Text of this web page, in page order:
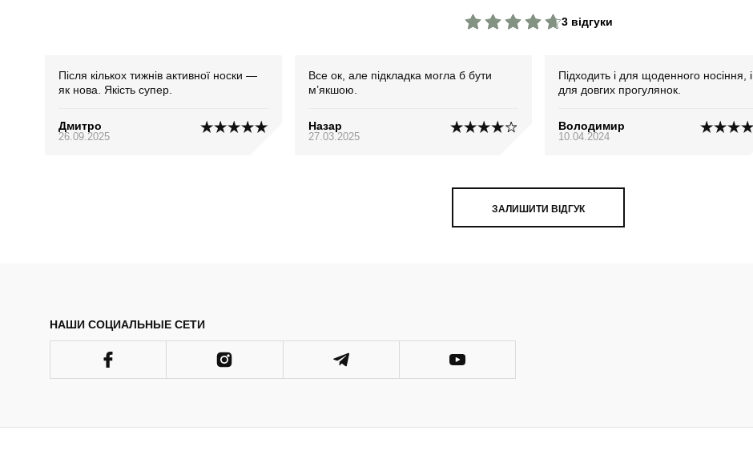
3 відгуки
Після кількох тижнів активної носки —
як нова. Якість супер.
Дмитро
26.09.2025
Все ок, але підкладка могла б бути
м’якшою.
Назар
27.03.2025
Підходить і для щоденного носіння, і
для довгих прогулянок.
Володимир
10.04.2024
ЗАЛИШИТИ ВІДГУК
НАШИ СОЦИАЛЬНЫЕ СЕТИ